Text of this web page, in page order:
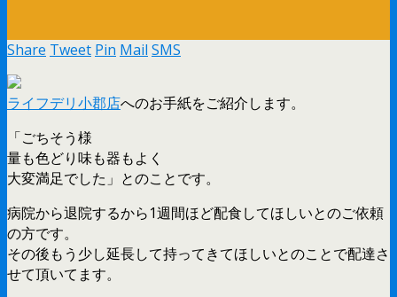
Share Tweet Pin Mail SMS
ライフデリ小郡店へのお手紙をご紹介します。
「ごちそう様
量も色どり味も器もよく
大変満足でした」とのことです。
病院から退院するから1週間ほど配食してほしいとのご依頼
の方です。
その後もう少し延長して持ってきてほしいとのことで配達さ
せて頂いてます。